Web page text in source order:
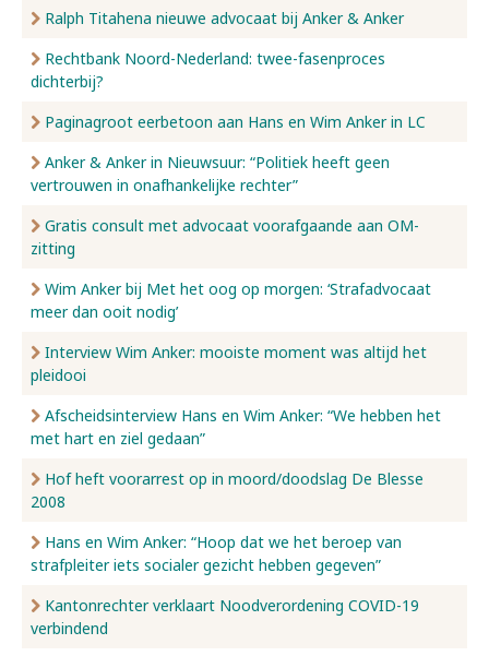
Ralph Titahena nieuwe advocaat bij Anker & Anker
Rechtbank Noord-Nederland: twee-fasenproces
dichterbij?
Paginagroot eerbetoon aan Hans en Wim Anker in LC
Anker & Anker in Nieuwsuur: “Politiek heeft geen
vertrouwen in onafhankelijke rechter”
Gratis consult met advocaat voorafgaande aan OM-
zitting
Wim Anker bij Met het oog op morgen: ‘Strafadvocaat
meer dan ooit nodig’
Interview Wim Anker: mooiste moment was altijd het
pleidooi
Afscheidsinterview Hans en Wim Anker: “We hebben het
met hart en ziel gedaan”
Hof heft voorarrest op in moord/doodslag De Blesse
2008
Hans en Wim Anker: “Hoop dat we het beroep van
strafpleiter iets socialer gezicht hebben gegeven”
Kantonrechter verklaart Noodverordening COVID-19
verbindend